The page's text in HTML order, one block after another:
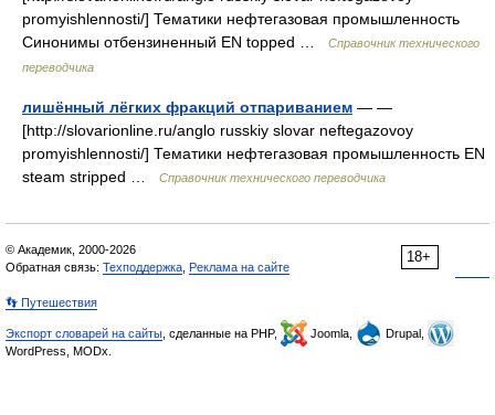
promyishlennosti/] Тематики нефтегазовая промышленность
Синонимы отбензиненный EN topped …
Справочник технического
переводчика
лишённый лёгких фракций отпариванием — —
[http://slovarionline.ru/anglo russkiy slovar neftegazovoy
promyishlennosti/] Тематики нефтегазовая промышленность EN
steam stripped …
Справочник технического переводчика
18+
© Академик, 2000-2026
Обратная связь: Техподдержка Реклама на сайте
👣 Путешествия
Экспорт словарей на сайты , сделанные на PHP, Joomla,
Drupal,
WordPress, MODx.